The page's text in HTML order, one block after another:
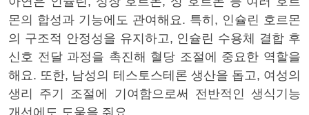
몬의 합성과 기능에도 관여해요. 특히, 인슐린 호르몬
의 구조적 안정성을 유지하고, 인슐린 수용체 결합 후
신호 전달 과정을 촉진해 혈당 조절에 중요한 역할을
해요. 또한, 남성의 테스토스테론 생산을 돕고, 여성의
생리 주기 조절에 기여함으로써 전반적인 생식기능
개선에도 도움을 줘요.